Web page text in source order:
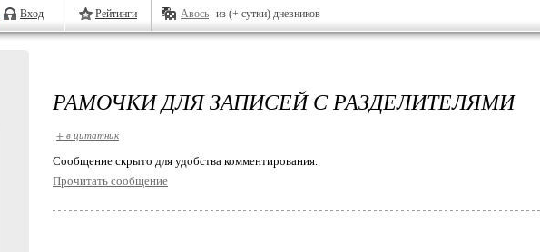
Вход Рейтинги Авось из (+ сутки) дневников
РАМОЧКИ ДЛЯ ЗАПИСЕЙ С РАЗДЕЛИТЕЛЯМИ
+ в цитатник
Cообщение скрыто для удобства комментирования.
Прочитать сообщение